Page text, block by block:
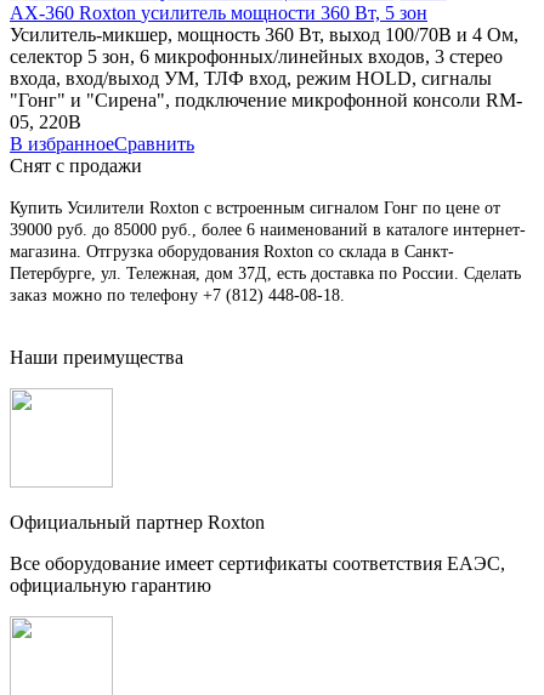
AX-360 Roxton усилитель мощности 360 Вт, 5 зон
Усилитель-микшер, мощность 360 Вт, выход 100/70В и 4 Ом,
селектор 5 зон, 6 микрофонных/линейных входов, 3 стерео
входа, вход/выход УМ, ТЛФ вход, режим HOLD, сигналы
"Гонг" и "Сирена", подключение микрофонной консоли RM-
05, 220В
В избранноеСравнить
Снят с продажи
Купить Усилители Roxton с встроенным сигналом Гонг по цене от
39000 руб. до 85000 руб., более 6 наименований в каталоге интернет-
магазина. Отгрузка оборудования Roxton со склада в Санкт-
Петербурге, ул. Тележная, дом 37Д, есть доставка по России. Сделать
заказ можно по телефону +7 (812) 448-08-18.
Наши преимущества
Официальный партнер Roxton
Все оборудование имеет сертификаты соответствия ЕАЭС,
официальную гарантию